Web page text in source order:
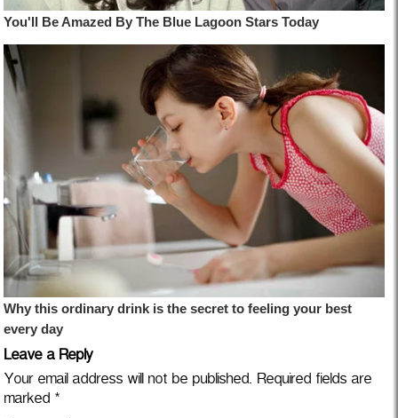
Leave a Reply
Your email address will not be published. Required fields are
marked *